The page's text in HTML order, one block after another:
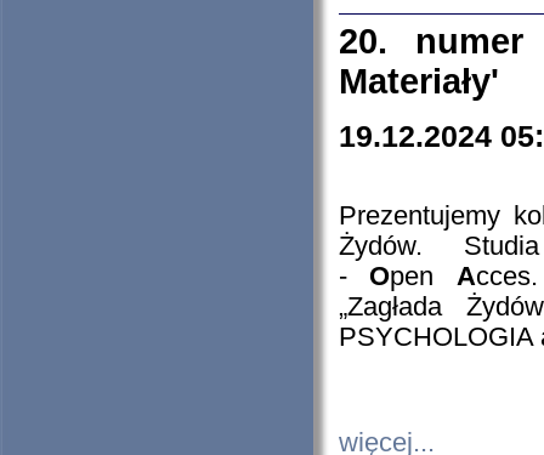
20. numer
Materiały'
19.12.2024
Prezentujemy
Żydów.
- Open A
„Zagłada
PSYCHOLOGIA
więcej...